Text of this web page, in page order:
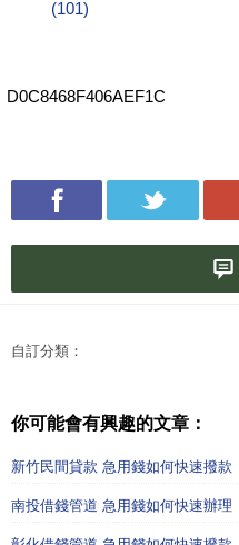
(101)
D0C8468F406AEF1C
自訂分類：
你可能會有興趣的文章：
新竹民間貸款 急用錢如何快速撥款
南投借錢管道 急用錢如何快速辦理